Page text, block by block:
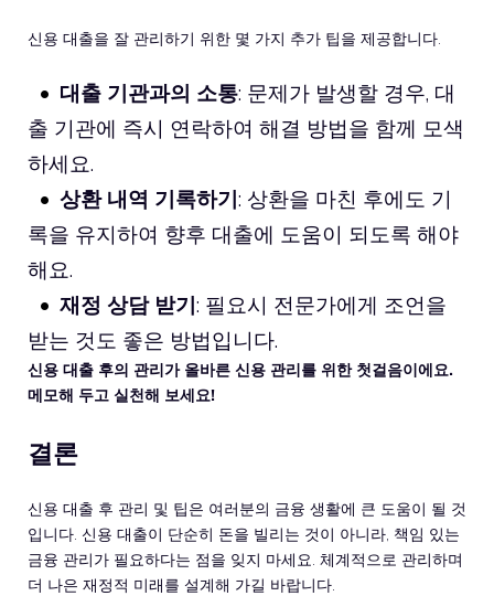
신용 대출을 잘 관리하기 위한 몇 가지 추가 팁을 제공합니다.
대출 기관과의 소통: 문제가 발생할 경우, 대
출 기관에 즉시 연락하여 해결 방법을 함께 모색
하세요.
상환 내역 기록하기: 상환을 마친 후에도 기
록을 유지하여 향후 대출에 도움이 되도록 해야
해요.
재정 상담 받기: 필요시 전문가에게 조언을
받는 것도 좋은 방법입니다.
신용 대출 후의 관리가 올바른 신용 관리를 위한 첫걸음이에요.
메모해 두고 실천해 보세요!
결론
신용 대출 후 관리 및 팁은 여러분의 금융 생활에 큰 도움이 될 것
입니다. 신용 대출이 단순히 돈을 빌리는 것이 아니라, 책임 있는
금융 관리가 필요하다는 점을 잊지 마세요. 체계적으로 관리하며
더 나은 재정적 미래를 설계해 가길 바랍니다.